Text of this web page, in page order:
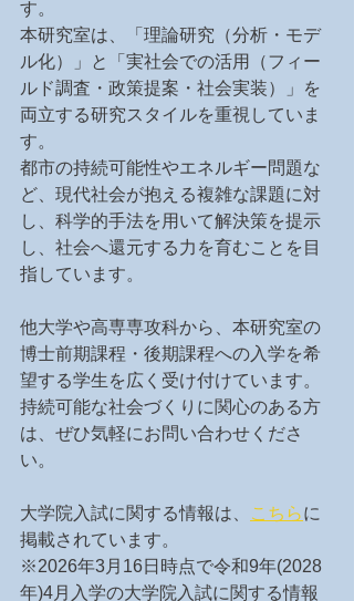
す。
本研究室は、「理論研究（分析・モデ
ル化）」と「実社会での活用（フィー
ルド調査・政策提案・社会実装）」を
両立する研究スタイルを重視していま
す。
都市の持続可能性やエネルギー問題な
ど、現代社会が抱える複雑な課題に対
し、科学的手法を用いて解決策を提示
し、社会へ還元する力を育むことを目
指しています。
他大学や高専専攻科から、本研究室の
博士前期課程・後期課程への入学を希
望する学生を広く受け付けています。
持続可能な社会づくりに関心のある方
は、ぜひ気軽にお問い合わせくださ
い。
大学院入試に関する情報は、 こちらに
掲載されています。
※2026年3月16日時点で令和9年(2028
年)4月入学の大学院入試に関する情報